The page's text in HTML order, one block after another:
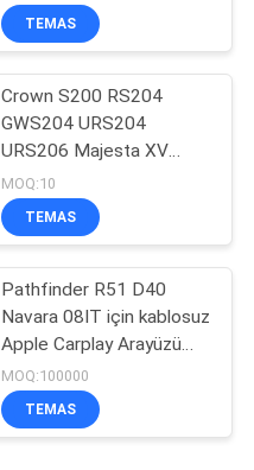
TEMAS
Crown S200 RS204
GWS204 URS204
URS206 Majesta XV
Athlete Saloon Toyota
Entegre Android Auto için
Kablosuz Apple CarPlay
MOQ:10
TEMAS
Pathfinder R51 D40
Navara 08IT için kablosuz
Apple Carplay Arayüzü
Android Auto, Bluetooth,
WiFi, YouTube Müzik ile
MOQ:100000
TEMAS